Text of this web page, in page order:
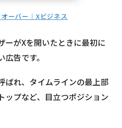
オーバー｜Xビジネス
ーがXを開いたときに最初に
告です。
ばれ、タイムラインの最上部
ップなど、目立つポジション